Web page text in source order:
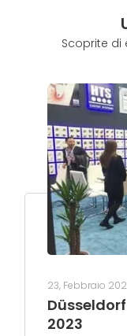
Scoprite di
23, Febbraio
2023